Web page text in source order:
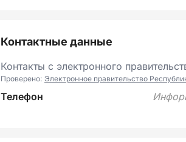
Контактные данные
Контакты с электронного
Проверено: Электронное правительство
Телефон